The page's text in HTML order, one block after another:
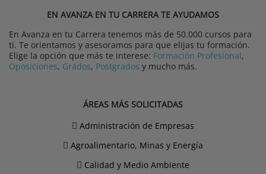
EN AVANZA EN TU CARRERA TE AYUDAMOS
En Avanza en tu Carrera tenemos más de 50.000 cursos para
ti. Te orientamos y asesoramos para que elijas tu formación.
Elige la opción que más te interese: Formación Profesional,
Oposiciones, Grados, Postgrados y mucho más.
ÁREAS MÁS SOLICITADAS
Administración de Empresas
Agroalimentario, Minas y Energía
Calidad y Medio Ambiente